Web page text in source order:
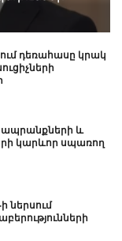
դեռահասը կրակ
ապրանքների և
կարևոր սպառող
ներսում